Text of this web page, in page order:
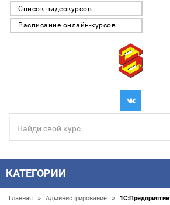
Список видеокурсов
Расписание онлайн-курсов
КАТЕГОРИИ
Главная » Администрирование » 1С:Предприятие